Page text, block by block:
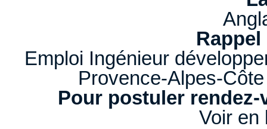
Emploi Ingénieur
Provence-Alpes-
Pour postuler rendez-
Voir